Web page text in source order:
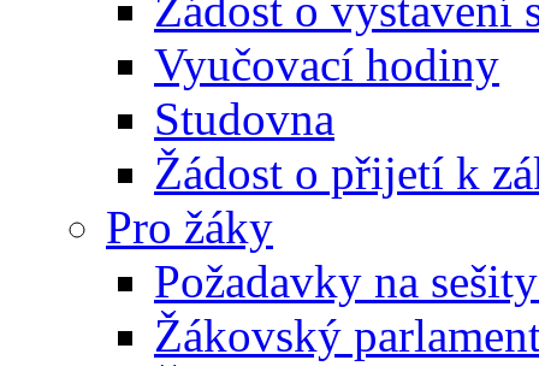
Vyučovací hodiny
Studovna
Žádost o přijetí k
Pro žáky
Požadavky na
Žákovský